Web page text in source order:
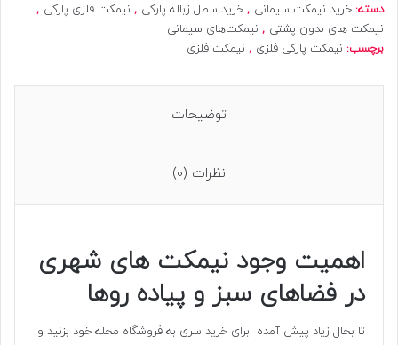
دسته: خرید نیمکت سیمانی , خرید سطل زباله پارکی , نیمکت فلزی پارکی ,
نیمکت های بدون پشتی , نیمکت‌های سیمانی
برچسب: نیمکت پارکی فلزی , نیمکت فلزی
توضیحات
نظرات (0)
اهمیت وجود نیمکت های شهری
در فضاهای سبز و پیاده روها
تا بحال زیاد پیش آمده برای خرید سری به فروشگاه محله خود بزنید و